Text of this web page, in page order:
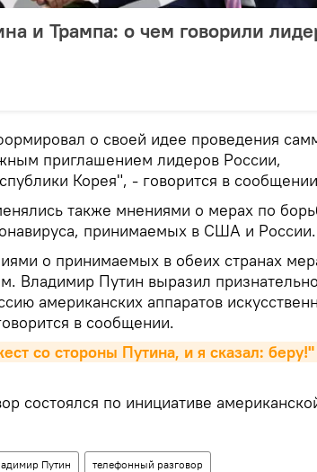
и Трампа: о чем говорили
о своей идее проведения
приглашением лидеров России,
Корея", - говорится в
также мнениями о мерах по
принимаемых в США и России.
о принимаемых в обеих странах
Владимир Путин выразил
американских аппаратов
в сообщении.
со стороны Путина, и я сказал:
состоялся по инициативе
Путин телефонный разговор